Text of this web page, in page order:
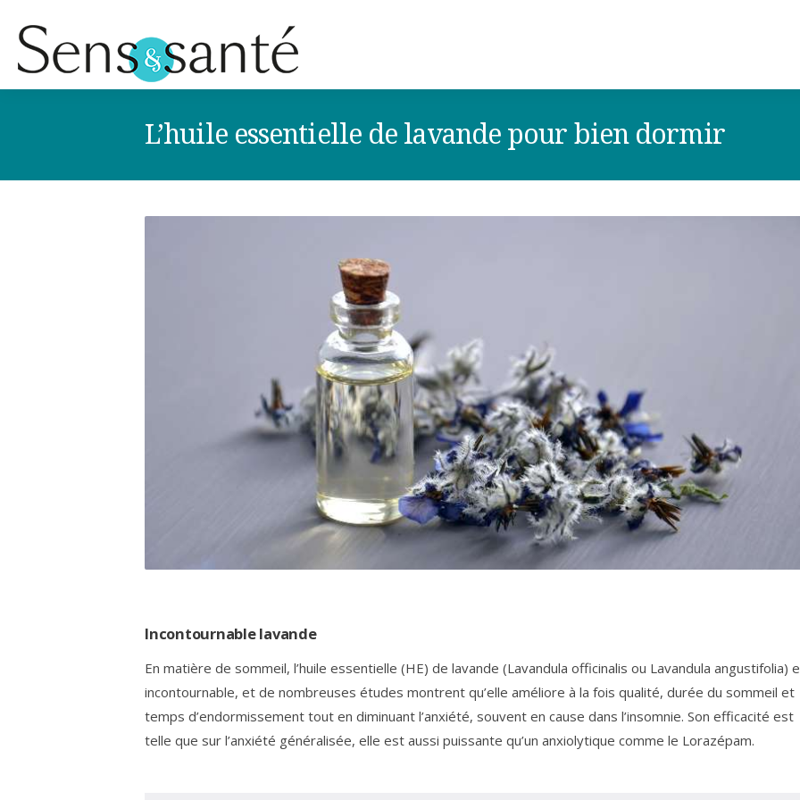
L’huile essentielle de lavande pour bien dormir
Incontournable lavande
En matière de sommeil, l’huile essentielle (HE) de lavande (Lavandula officinalis ou Lavandula angustifolia)
incontournable, et de nombreuses études montrent qu’elle améliore à la fois qualité, durée du sommeil et
temps d’endormissement tout en diminuant l’anxiété, souvent en cause dans l’insomnie. Son efficacité est
telle que sur l’anxiété généralisée, elle est aussi puissante qu’un anxiolytique comme le Lorazépam.